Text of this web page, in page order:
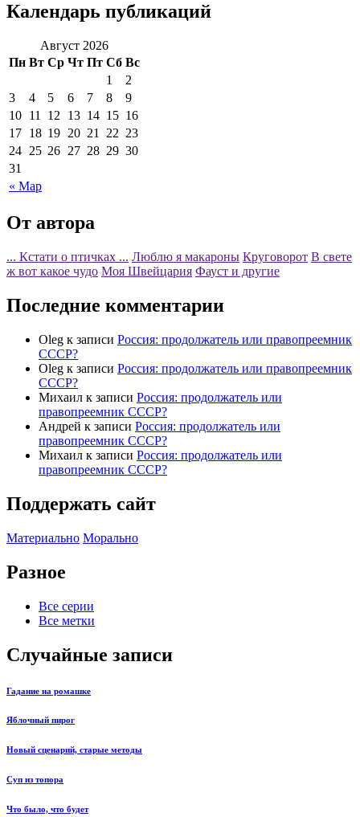
Календарь публикаций
Август 2026
Пн Вт Ср Чт Пт Сб Вс
« Мар
1
2
3
4 5 6 7 8
9
10 11 12 13 14 15 16
17 18 19 20 21 22 23
24 25 26 27 28 29 30
31
От автора
... Кстати о птичках ... Люблю я макароны Круговорот В свете
ж вот какое чудо Моя Швейцария Фауст и другие
Последние комментарии
Oleg к записи Россия: продолжатель или правопреемник
СССР?
Oleg к записи Россия: продолжатель или правопреемник
СССР?
Михаил к записи Россия: продолжатель или
правопреемник СССР?
Андрей к записи Россия: продолжатель или
правопреемник СССР?
Михаил к записи Россия: продолжатель или
правопреемник СССР?
Поддержать сайт
Материально Морально
Разное
Все серии
Все метки
Случайные записи
Гадание на ромашке
Яблочный пирог
Новый сценарий, старые методы
Суп из топора
Что было, что будет